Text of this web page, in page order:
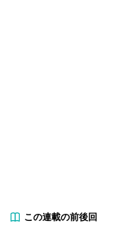
この連載の前後回